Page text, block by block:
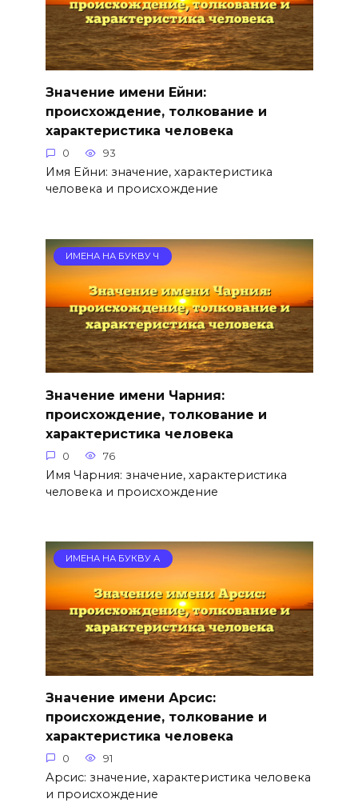
Значение имени Ейни:
происхождение, толкование и
характеристика человека
0 93
Имя Ейни: значение, характеристика
человека и происхождение
ИМЕНА НА БУКВУ Ч
Значение имени Чарния:
происхождение, толкование и
характеристика человека
0 76
Имя Чарния: значение, характеристика
человека и происхождение
ИМЕНА НА БУКВУ А
Значение имени Арсис:
происхождение, толкование и
характеристика человека
0 91
Арсис: значение, характеристика человека
и происхождение